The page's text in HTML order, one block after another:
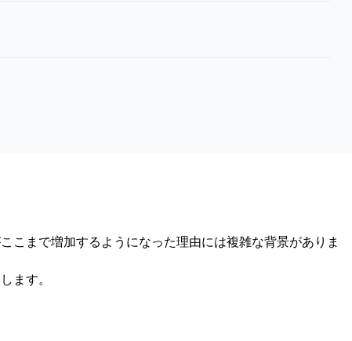
こまで増加するようになった理由には複雑な背景がありま
ます。